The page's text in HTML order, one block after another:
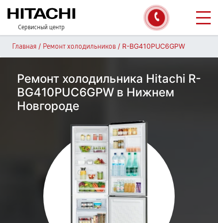
Сервисный центр
Главная / Ремонт холодильников / R-BG410PUC6GPW
Ремонт холодильника Hitachi R-
BG410PUC6GPW в Нижнем
Новгороде